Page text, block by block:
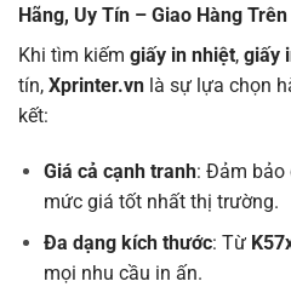
Hãng, Uy Tín – Giao Hàng
Khi tìm kiếm giấy in nhiệt, giấy
tín, Xprinter.vn là sự lựa chọn
kết:
Giá cả cạnh tranh: Đảm bảo
mức giá tốt nhất thị trường.
Đa dạng kích thước: Từ
mọi nhu cầu in ấn.